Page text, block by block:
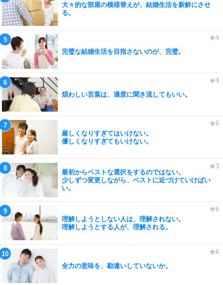
大々的な部屋の模様替えが、結婚生活を新鮮にさせ
る。
完璧な結婚生活を目指さないのが、完璧。
煩わしい言葉は、適度に聞き流してもいい。
厳しくなりすぎてはいけない。
優しくなりすぎてもいけない。
最初からベストな選択をするのではない。
少しずつ変更しながら、ベストに近づけていけばい
い。
理解しようとしない人は、理解されない。
理解しようとする人が、理解される。
全力の意味を、勘違いしていないか。